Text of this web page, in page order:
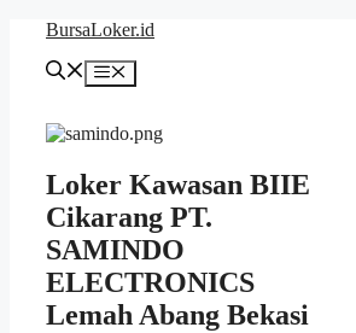
Langsung
BursaLoker.id
Menu
Loker Kawasan BIIE
Cikarang PT.
SAMINDO
ELECTRONICS
Lemah Abang Bekasi